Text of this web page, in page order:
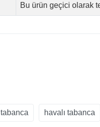
Bu ürün geçici olarak
tabanca havalı tabanca